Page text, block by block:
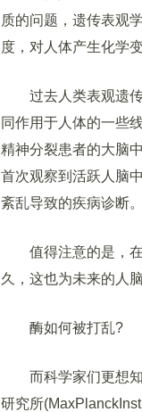
质的问题，遗传表观
度，对人体产生化学变
过去人类表观遗传
同作用于人体的一些
精神分裂患者的大脑
首次观察到活跃人脑
紊乱导致的疾病诊断。
值得注意的是，在
久，这也为未来的人
酶如何被打乱?
而科学家们更想知
研究所